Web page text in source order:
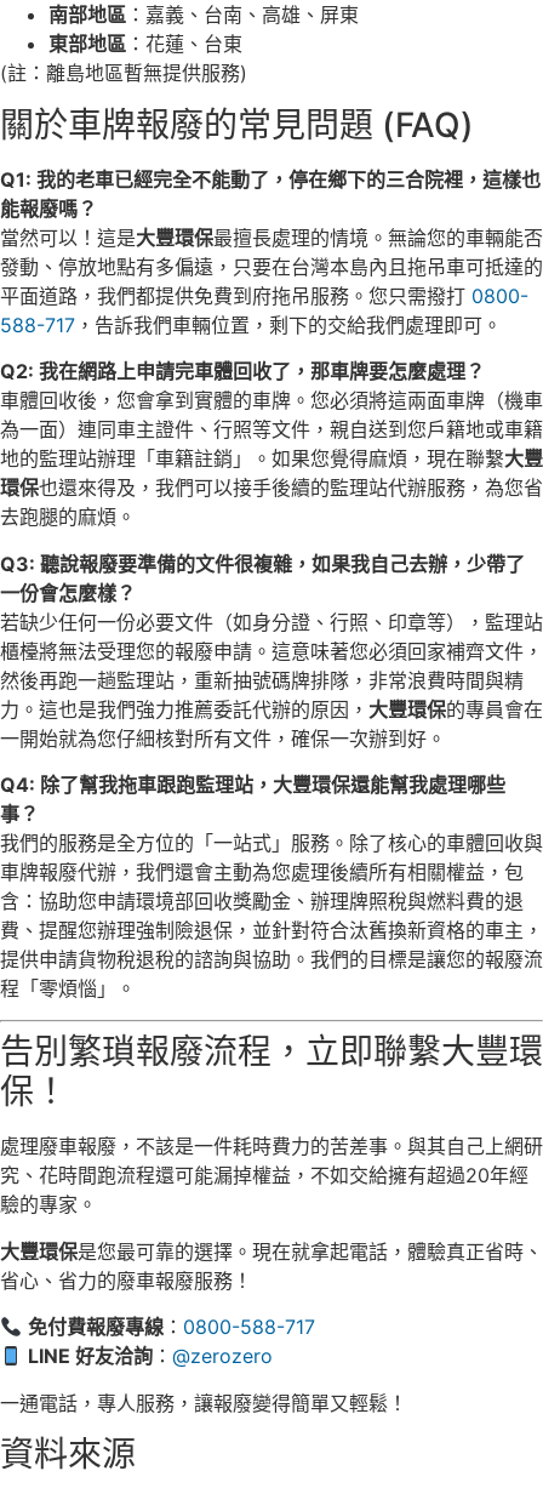
南部地區 ：嘉義、台南、高雄、屏東
東部地區 ：花蓮、台東
(註：離島地區暫無提供服務)
關於車牌報廢的常見問題 (FAQ)
Q1: 我的老車已經完全不能動了，停在鄉下的三合院裡，這樣也
能報廢嗎？
當然可以！這是大豐環保最擅長處理的情境。無論您的車輛能否
發動、停放地點有多偏遠，只要在台灣本島內且拖吊車可抵達的
平面道路，我們都提供免費到府拖吊服務。您只需撥打 0800-
588-717 ，告訴我們車輛位置，剩下的交給我們處理即可。
Q2: 我在網路上申請完車體回收了，那車牌要怎麼處理？
車體回收後，您會拿到實體的車牌。您必須將這兩面車牌（機車
為一面）連同車主證件、行照等文件，親自送到您戶籍地或車籍
地的監理站辦理「車籍註銷」。如果您覺得麻煩，現在聯繫大豐
環保也還來得及，我們可以接手後續的監理站代辦服務，為您省
去跑腿的麻煩。
Q3: 聽說報廢要準備的文件很複雜，如果我自己去辦，少帶了
一份會怎麼樣？
若缺少任何一份必要文件（如身分證、行照、印章等），監理站
櫃檯將無法受理您的報廢申請。這意味著您必須回家補齊文件，
然後再跑一趟監理站，重新抽號碼牌排隊，非常浪費時間與精
力。這也是我們強力推薦委託代辦的原因， 大豐環保的專員會在
一開始就為您仔細核對所有文件，確保一次辦到好。
Q4: 除了幫我拖車跟跑監理站，大豐環保還能幫我處理哪些
事？
我們的服務是全方位的「一站式」服務。除了核心的車體回收與
車牌報廢代辦，我們還會主動為您處理後續所有相關權益，包
含：協助您申請環境部回收獎勵金、辦理牌照稅與燃料費的退
費、提醒您辦理強制險退保，並針對符合汰舊換新資格的車主，
提供申請貨物稅退稅的諮詢與協助。我們的目標是讓您的報廢流
程「零煩惱」。
告別繁瑣報廢流程，立即聯繫大豐環
保！
處理廢車報廢，不該是一件耗時費力的苦差事。與其自己上網研
究、花時間跑流程還可能漏掉權益，不如交給擁有超過20年經
驗的專家。
大豐環保是您最可靠的選擇。現在就拿起電話，體驗真正省時、
省心、省力的廢車報廢服務！
免付費報廢專線 ： 0800-588-717
LINE 好友洽詢 ：@zerozero
一通電話，專人服務，讓報廢變得簡單又輕鬆！
資料來源